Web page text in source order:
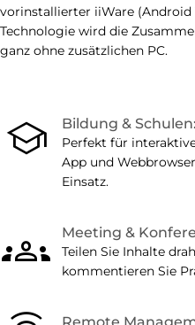
vorinstallierter iiWare (Android
Technologie wird die
ganz ohne zusätzlichen PC.
school Bildung & Schulen:
Perfekt für
App und
Einsatz.
groups Meeting &
Teilen Sie Inhalte
kommentieren Sie
Remote